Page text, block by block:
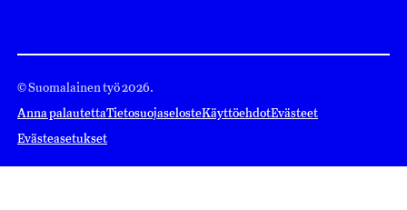
© Suomalainen työ 2026.
Anna palautettaTietosuojaselosteKäyttöehdotEvästeet
Evästeasetukset